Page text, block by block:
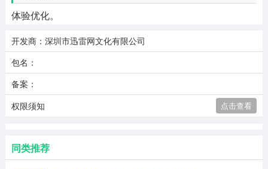
体验优化。
开发商：深圳市迅雷网文化有限公司
包名：
备案：
权限须知
点击查看
同类推荐